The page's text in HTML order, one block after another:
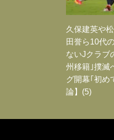
久保建英や
田誉ら10代
ないJクラブ
州移籍｣撲滅
グ開幕｢初め
論】(5)